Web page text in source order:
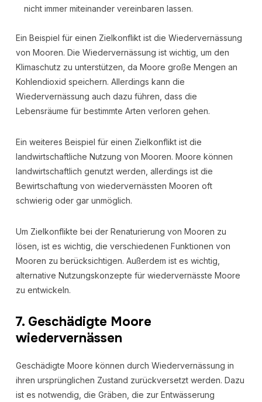
nicht immer miteinander vereinbaren lassen.
Ein Beispiel für einen Zielkonflikt ist die Wiedervernässung
von Mooren. Die Wiedervernässung ist wichtig, um den
Klimaschutz zu unterstützen, da Moore große Mengen an
Kohlendioxid speichern. Allerdings kann die
Wiedervernässung auch dazu führen, dass die
Lebensräume für bestimmte Arten verloren gehen.
Ein weiteres Beispiel für einen Zielkonflikt ist die
landwirtschaftliche Nutzung von Mooren. Moore können
landwirtschaftlich genutzt werden, allerdings ist die
Bewirtschaftung von wiedervernässten Mooren oft
schwierig oder gar unmöglich.
Um Zielkonflikte bei der Renaturierung von Mooren zu
lösen, ist es wichtig, die verschiedenen Funktionen von
Mooren zu berücksichtigen. Außerdem ist es wichtig,
alternative Nutzungskonzepte für wiedervernässte Moore
zu entwickeln.
7. Geschädigte Moore
wiedervernässen
Geschädigte Moore können durch Wiedervernässung in
ihren ursprünglichen Zustand zurückversetzt werden. Dazu
ist es notwendig, die Gräben, die zur Entwässerung